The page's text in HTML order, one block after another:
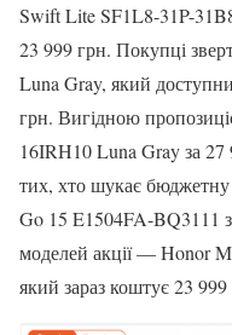
Swift Lite SF1L8-31P-
23 999 грн. Покупці
Luna Gray, який
грн. Вигідною
16IRH10 Luna Gray за 27
тих, хто шукає
Go 15 E1504FA-BQ3111
моделей акції — Honor
який зараз коштує 23 999